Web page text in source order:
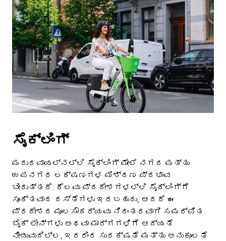
ಸೈಕ್ಲಿಂಗ್
ಮದುರವಾಯಲ್‌ನಲ್ಲಿ ಸೈಕ್ಲಿಂಗ್ ಮೇಲೆ ನಗರ ಮತ್ತು
ಉಪನಗರ ಲಕ್ಷಣಗಳ ಮಿಶ್ರಣ ಪ್ರಭಾವ
ಬೀರುತ್ತದೆ. ಕೆಲವು ಪ್ರದೇಶಗಳಲ್ಲಿ ಸೈಕ್ಲಿಂಗ್‌ಗೆ
ಸೂಕ್ತವಾದ ರಸ್ತೆಗಳು ಇರಬಹುದು, ಆದರೆ ಈ
ಪ್ರದೇಶದ ಮೂಲಸೌಕರ್ಯವು ನಿರಂತರವಾಗಿ ಸಮರ್ಪಿತ
ಬೈಕ್ ಲೇನ್‌ಗಳು ಅಥವಾ ಮಾರ್ಗಗಳಿಗೆ ಆದ್ಯತೆ
ನೀಡುವುದಿಲ್ಲ, ಇದರಿಂದ ಸುರಕ್ಷತೆ ಮತ್ತು ಅನುಕೂಲತೆ